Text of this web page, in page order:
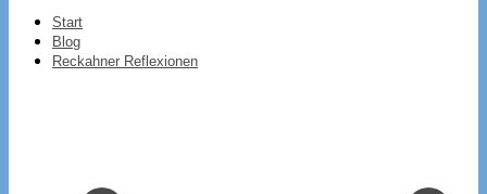
Start
Blog
Reckahner Reflexionen